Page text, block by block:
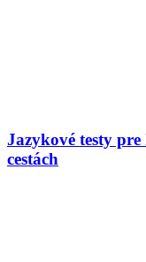
Jazykové testy
cestách